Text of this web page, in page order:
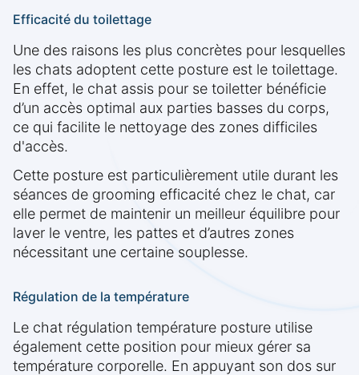
Efficacité du toilettage
Une des raisons les plus concrètes pour lesquelles
les chats adoptent cette posture est le toilettage.
En effet, le chat assis pour se toiletter bénéficie
d’un accès optimal aux parties basses du corps,
ce qui facilite le nettoyage des zones difficiles
d'accès.
Cette posture est particulièrement utile durant les
séances de grooming efficacité chez le chat, car
elle permet de maintenir un meilleur équilibre pour
laver le ventre, les pattes et d’autres zones
nécessitant une certaine souplesse.
Régulation de la température
Le chat régulation température posture utilise
également cette position pour mieux gérer sa
température corporelle. En appuyant son dos sur